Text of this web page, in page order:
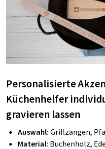
Personalisierte
Küchenhelfer
gravieren lassen
Auswahl: Grillzangen,
Material: Buchenholz,